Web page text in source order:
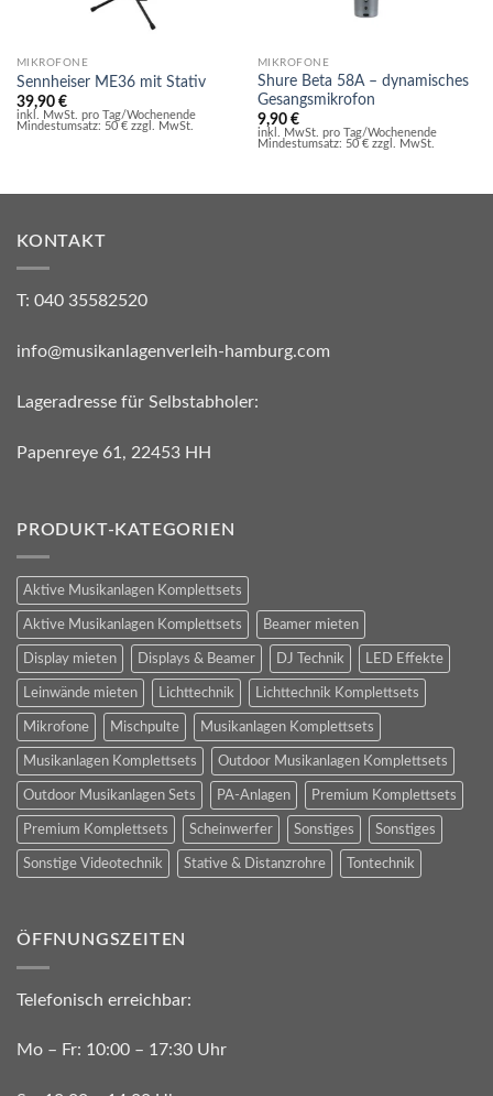
MIKROFONE
Sennheiser ME36 mit Stativ
39,90 €
inkl. MwSt. pro Tag/Wochenende
Mindestumsatz: 50 € zzgl. MwSt.
MIKROFONE
Shure Beta 58A – dynamisches
Gesangsmikrofon
9,90 €
inkl. MwSt. pro Tag/Wochenende
Mindestumsatz: 50 € zzgl. MwSt.
KONTAKT
T: 040 35582520
info@musikanlagenverleih-hamburg.com
Lageradresse für Selbstabholer:
Papenreye 61, 22453 HH
PRODUKT-KATEGORIEN
Aktive Musikanlagen Komplettsets
Aktive Musikanlagen Komplettsets Beamer mieten
Display mieten Displays & Beamer DJ Technik LED Effekte
Leinwände mieten Lichttechnik Lichttechnik Komplettsets
Mikrofone Mischpulte Musikanlagen Komplettsets
Musikanlagen Komplettsets Outdoor Musikanlagen Komplettsets
Outdoor Musikanlagen Sets PA-Anlagen Premium Komplettsets
Premium Komplettsets Scheinwerfer Sonstiges Sonstiges
Sonstige Videotechnik Stative & Distanzrohre Tontechnik
ÖFFNUNGSZEITEN
Telefonisch erreichbar:
Mo – Fr: 10:00 – 17:30 Uhr